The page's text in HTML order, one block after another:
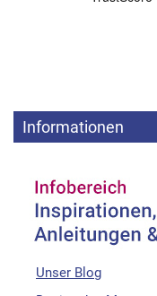
Informationen
Unser Blog